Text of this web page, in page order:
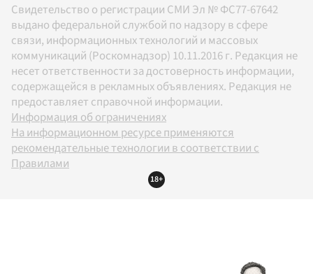
Свидетельство о регистрации СМИ Эл № ФС77-67642
выдано федеральной службой по надзору в сфере
связи, информационных технологий и массовых
коммуникаций (Роскомнадзор) 10.11.2016 г. Редакция не
несет ответственности за достоверность информации,
содержащейся в рекламных объявлениях. Редакция не
предоставляет справочной информации.
Информация об ограничениях
На информационном ресурсе применяются
рекомендательные технологии в соответствии с
Правилами
18+